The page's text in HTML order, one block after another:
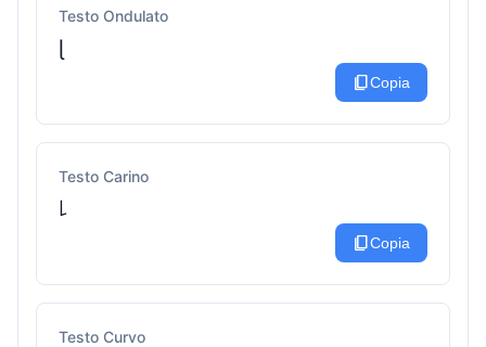
Testo Ondulato
ɭ
content_copyCopia
Testo Carino
꒒
content_copyCopia
Testo Curvo